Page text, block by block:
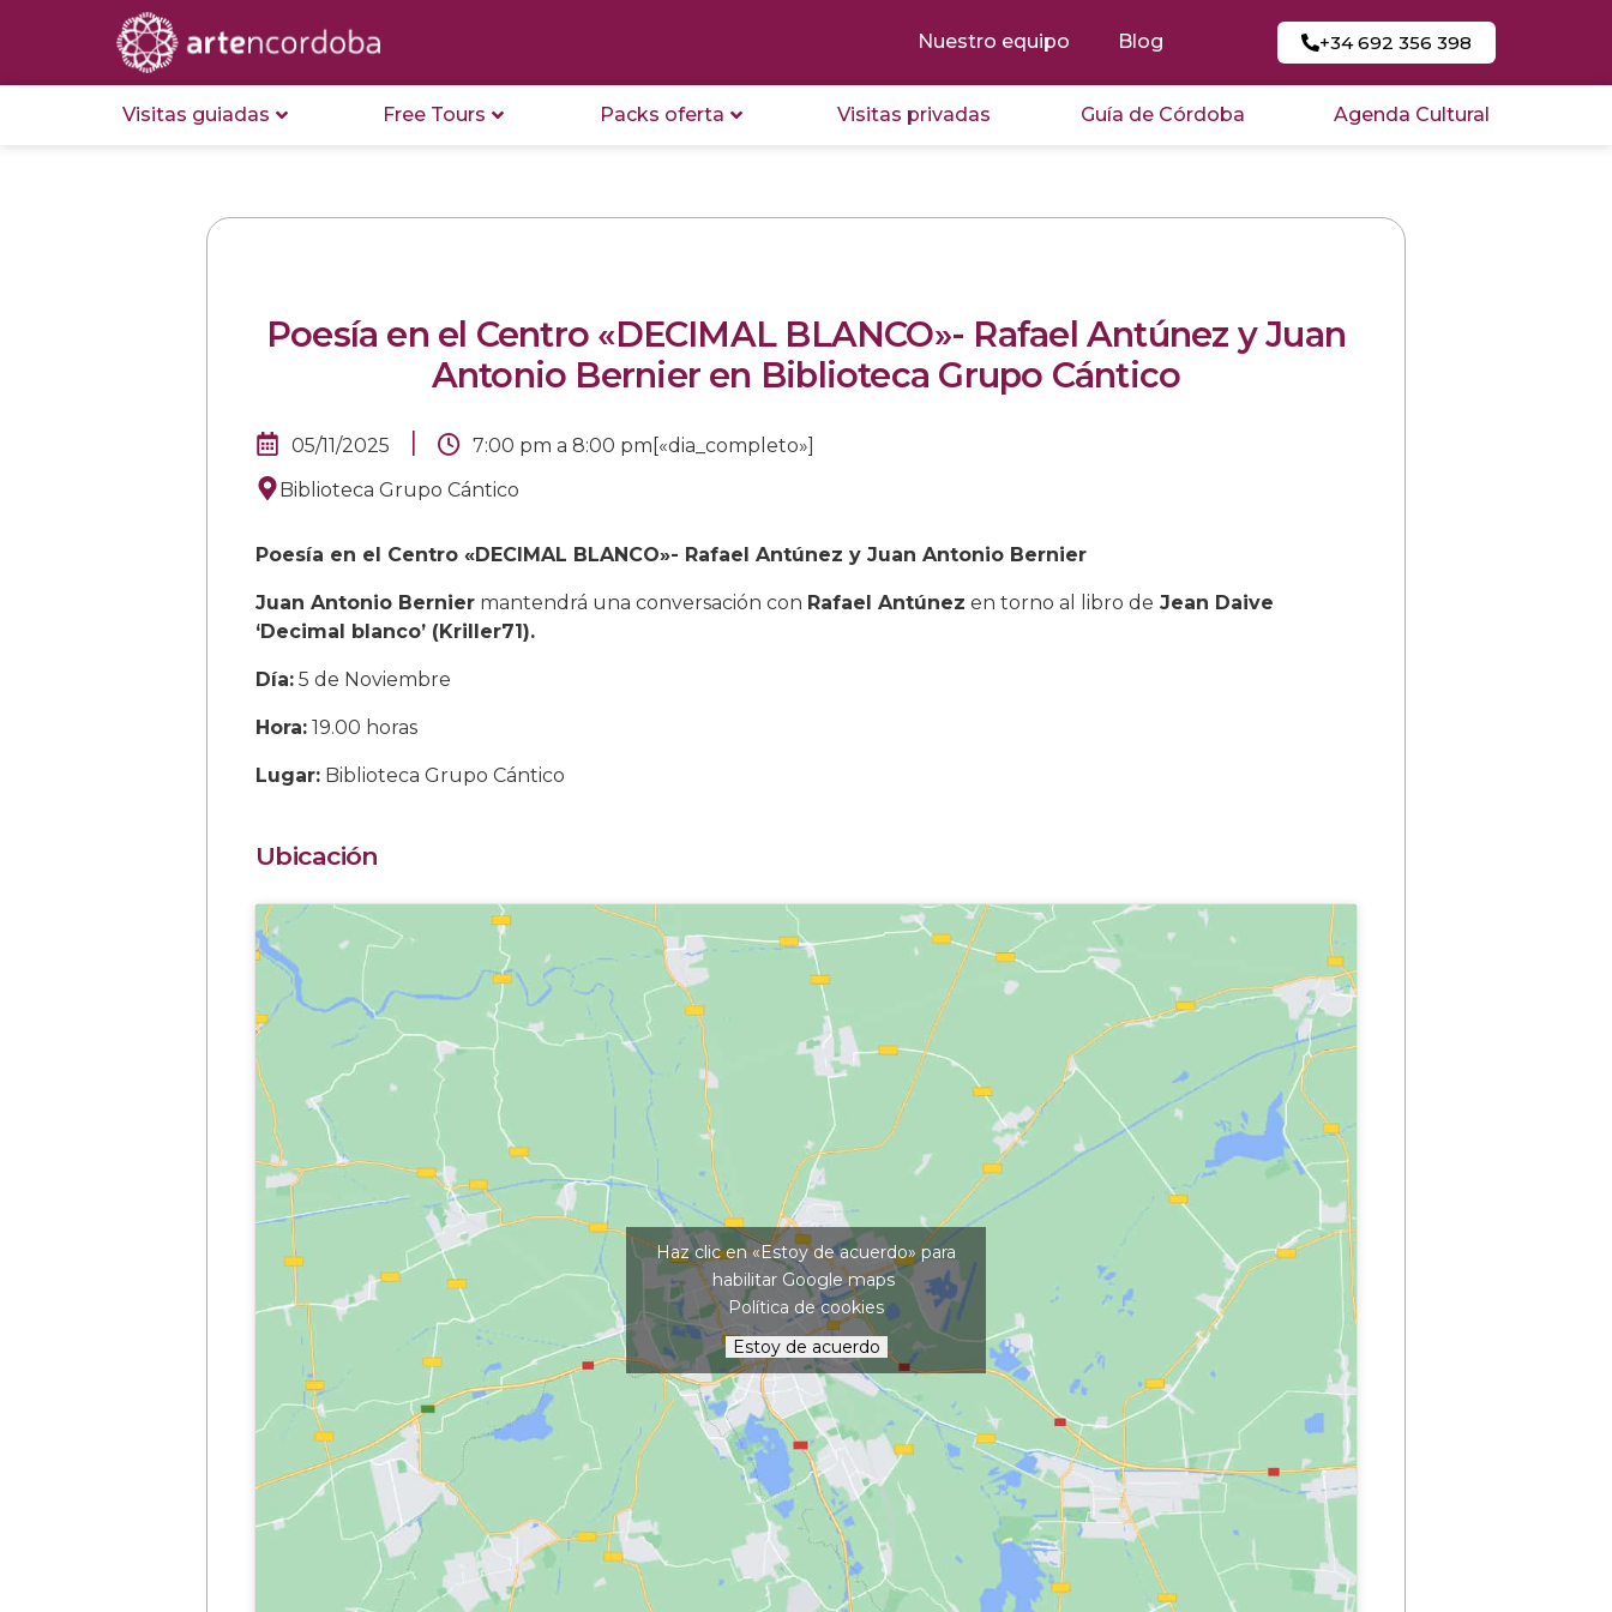
Nuestro equipo Blog +34 692 356 398
Visitas guiadas Free Tours Packs oferta Visitas privadas Guía de Córdoba Agenda Cultural
Poesía en el Centro «DECIMAL BLANCO»- Rafael Antúnez y Juan
Antonio Bernier en Biblioteca Grupo Cántico
05/11/2025 | 7:00 pm a 8:00 pm [«dia_completo»]
Biblioteca Grupo Cántico
Poesía en el Centro «DECIMAL BLANCO»- Rafael Antúnez y Juan Antonio Bernier
Juan Antonio Bernier mantendrá una conversación con Rafael Antúnez en torno al libro de Jean Daive
‘Decimal blanco’ (Kriller71).
Día: 5 de Noviembre
Hora: 19.00 horas
Lugar: Biblioteca Grupo Cántico
Ubicación
Haz clic en «Estoy de acuerdo» para
habilitar Google maps
Política de cookies
Estoy de acuerdo